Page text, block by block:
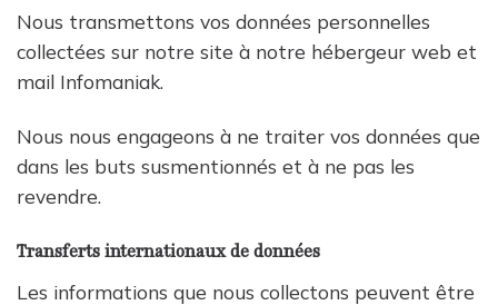
Nous transmettons vos données personnelles
collectées sur notre site à notre hébergeur web et
mail Infomaniak.
Nous nous engageons à ne traiter vos données que
dans les buts susmentionnés et à ne pas les
revendre.
Transferts internationaux de données
Les informations que nous collectons peuvent être